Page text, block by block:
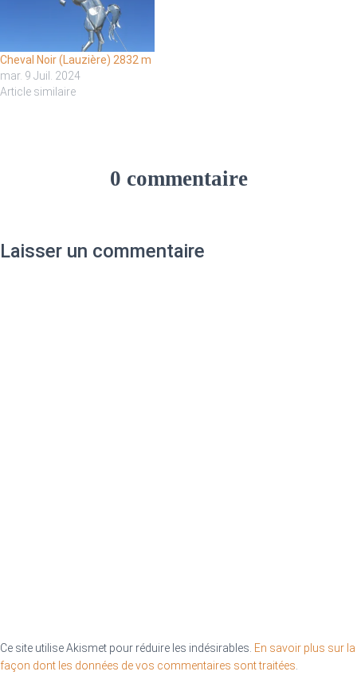
Cheval Noir (Lauzière) 2832 m
mar. 9 Juil. 2024
Article similaire
0 commentaire
Laisser un commentaire
Ce site utilise Akismet pour réduire les indésirables. En savoir plus sur la
façon dont les données de vos commentaires sont traitées